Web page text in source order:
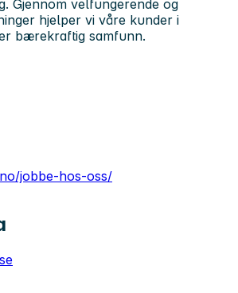
Gjennom velfungerende og
hjelper vi våre kunder i
bærekraftig samfunn.
jobbe-hos-oss/